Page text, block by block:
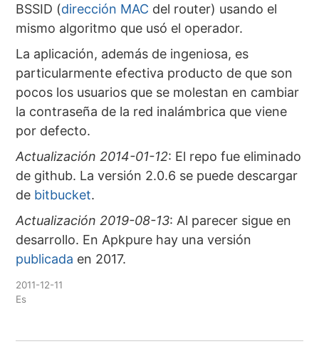
BSSID (dirección MAC del router) usando el
mismo algoritmo que usó el operador.
La aplicación, además de ingeniosa, es
particularmente efectiva producto de que son
pocos los usuarios que se molestan en cambiar
la contraseña de la red inalámbrica que viene
por defecto.
Actualización 2014-01-12: El repo fue eliminado
de github. La versión 2.0.6 se puede descargar
de bitbucket.
Actualización 2019-08-13: Al parecer sigue en
desarrollo. En Apkpure hay una versión
publicada en 2017.
2011-12-11
Es